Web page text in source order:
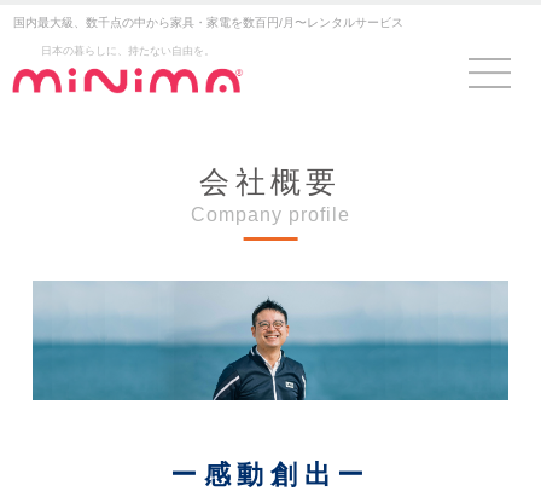
国内最大級、数千点の中から家具・家電を数百円/月〜レンタルサービス
日本の暮らしに、持たない自由を。
会社概要
Company profile
ー感動創出ー